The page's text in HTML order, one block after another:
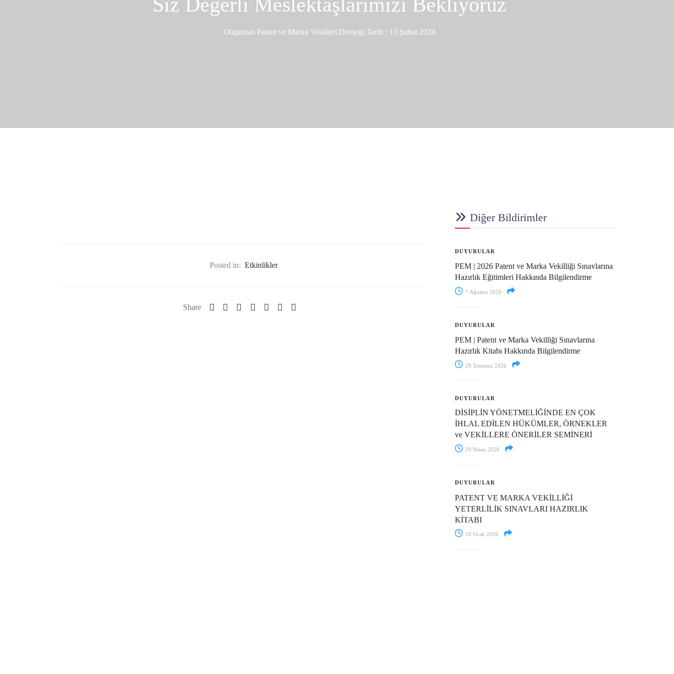
Siz Değerli Meslektaşlarımızı Bekliyoruz
Oluşturan Patent ve Marka Vekilleri Derneği Tarih : 13 Şubat 2024
Posted in: Etkinlikler
Share
Diğer Bildirimler
DUYURULAR
PEM | 2026 Patent ve Marka Vekilliği Sınavlarına
Hazırlık Eğitimleri Hakkında Bilgilendirme
7 Ağustos 2026
DUYURULAR
PEM | Patent ve Marka Vekilliği Sınavlarına
Hazırlık Kitabı Hakkında Bilgilendirme
29 Temmuz 2026
DUYURULAR
DİSİPLİN YÖNETMELİĞİNDE EN ÇOK
İHLAL EDİLEN HÜKÜMLER, ÖRNEKLER
ve VEKİLLERE ÖNERİLER SEMİNERİ
29 Nisan 2026
DUYURULAR
PATENT VE MARKA VEKİLLİĞİ
YETERLİLİK SINAVLARI HAZIRLIK
KİTABI
18 Ocak 2026